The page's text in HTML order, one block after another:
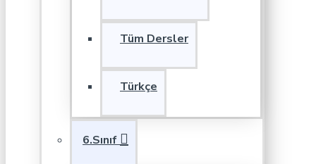
Tüm Dersler
Türkçe
6.Sınıf